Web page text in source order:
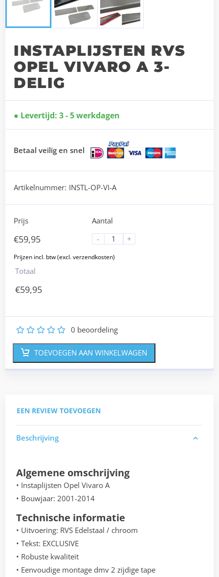
INSTAPLIJSTEN RVS
OPEL VIVARO A 3-
DELIG
Levertijd: 3 - 5 werkdagen
Betaal veilig en snel
Artikelnummer: INSTL-OP-VI-A
Prijs
€59,95
Aantal
-
+
Totaal
€59,95
5
4
3
2 0 beoordeling
TOEVOEGEN AAN WINKELWAGEN
EEN REVIEW TOEVOEGEN
Beschrijving
Algemene omschrijving
• Instaplijsten Opel Vivaro A
• Bouwjaar: 2001-2014
Technische informatie
• Uitvoering: RVS Edelstaal / chroom
• Tekst: EXCLUSIVE
• Robuste kwaliteit
• Eenvoudige montage dmv 2 zijdige tape